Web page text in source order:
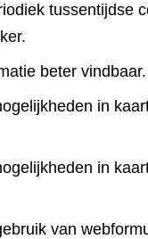
tussentijdse
beter vindbaar.
in
in
van